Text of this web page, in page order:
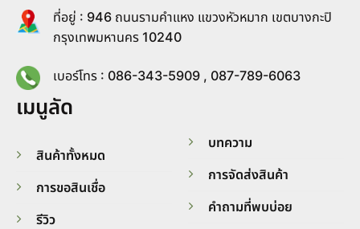
ที่อยู่ : 946 ถนนรามคำแหง แขวงหัวหมาก เขตบางกะปิ
กรุงเทพมหานคร 10240
เบอร์โทร : 086-343-5909 , 087-789-6063
เมนูลัด
สินค้าทั้งหมด
การขอสินเชื่อ
รีวิว
บทความ
การจัดส่งสินค้า
คำถามที่พบบ่อย